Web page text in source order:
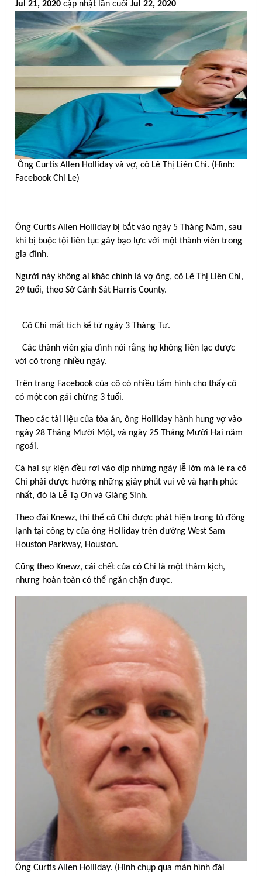
Jul 21, 2020 cập nhật lần cuối Jul 22, 2020
Ông Curtis Allen Holliday và vợ, cô Lê Thị Liên Chi. (Hình:
Facebook Chi Le)
Ông Curtis Allen Holliday bị bắt vào ngày 5 Tháng Năm, sau
khi bị buộc tội liên tục gây bạo lực với một thành viên trong
gia đình.
Người này không ai khác chính là vợ ông, cô Lê Thị Liên Chi,
29 tuổi, theo Sở Cảnh Sát Harris County.
Cô Chi mất tích kể từ ngày 3 Tháng Tư.
Các thành viên gia đình nói rằng họ không liên lạc được
với cô trong nhiều ngày.
Trên trang Facebook của cô có nhiều tấm hình cho thấy cô
có một con gái chừng 3 tuổi.
Theo các tài liệu của tòa án, ông Holliday hành hung vợ vào
ngày 28 Tháng Mười Một, và ngày 25 Tháng Mười Hai năm
ngoái.
Cả hai sự kiện đều rơi vào dịp những ngày lễ lớn mà lẽ ra cô
Chi phải được hưởng những giây phút vui vẻ và hạnh phúc
nhất, đó là Lễ Tạ Ơn và Giáng Sinh.
Theo đài Knewz, thi thể cô Chi được phát hiện trong tủ đông
lạnh tại công ty của ông Holliday trên đường West Sam
Houston Parkway, Houston.
Cũng theo Knewz, cái chết của cô Chi là một thảm kịch,
nhưng hoàn toàn có thể ngăn chặn được.
Ông Curtis Allen Holliday. (Hình chụp qua màn hình đài